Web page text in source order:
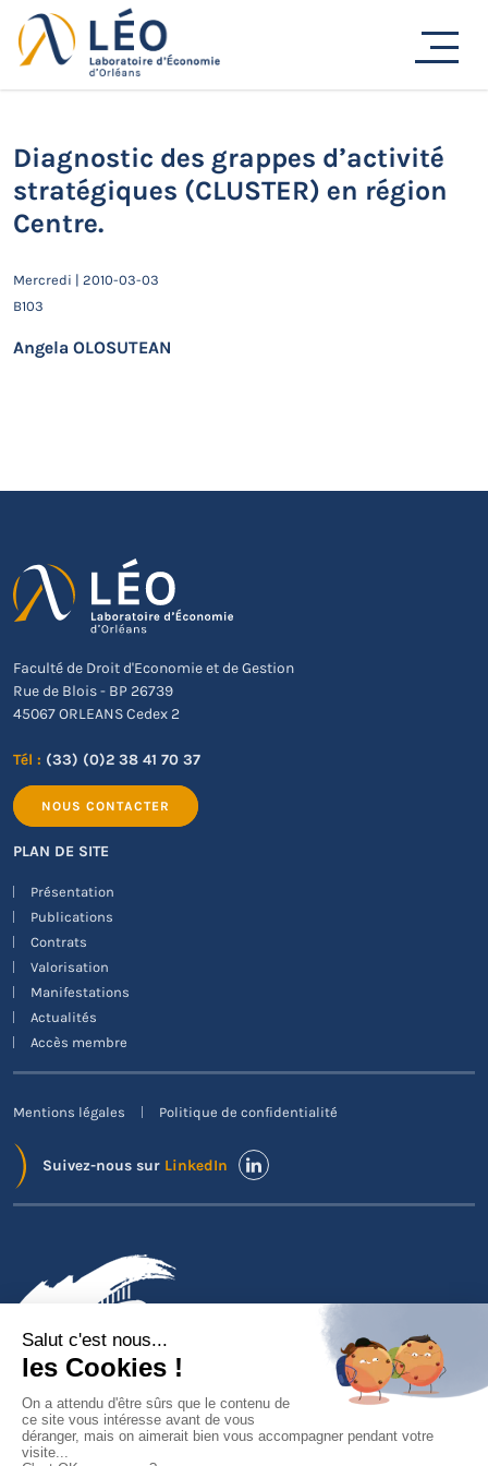
Passer
au
contenu
Actualités
Diagnostic des grappes d’activité
stratégiques (CLUSTER) en région
Centre.
Mercredi | 2010-03-03
B103
Angela OLOSUTEAN
Faculté de Droit d'Economie et de Gestion
Rue de Blois - BP 26739
45067 ORLEANS Cedex 2
Tél : (33) (0)2 38 41 70 37
NOUS CONTACTER
PLAN DE SITE
Présentation
Publications
Contrats
Valorisation
Manifestations
Actualités
Accès membre
Mentions légales Politique de confidentialité
Suivez-nous sur LinkedIn